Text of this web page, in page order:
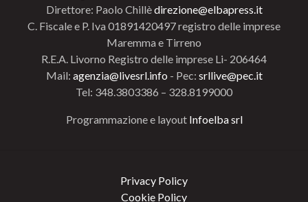
Direttore: Paolo Chillèdirezione@elbapress.it
C. Fiscale e P. Iva 01891420497 registro delle imprese
Maremma e Tirreno
R.E.A. Livorno Registro delle imprese Li- 206464
Mail: agenzia@livesrl.info - Pec: srllive@pec.it
Tel: 348.3803386 – 328.8199000
Programmazione e layout Infoelba srl
Privacy Policy
Cookie Policy